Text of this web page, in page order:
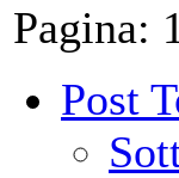
Pagina:
Post